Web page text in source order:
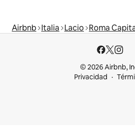
Airbnb Italia Lacio Roma
© 2026 Airbnb,
Privacidad